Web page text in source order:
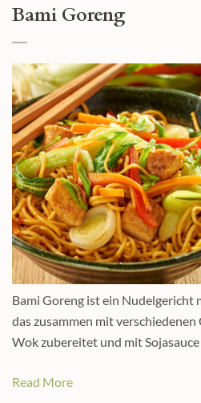
Bami Goreng
Bami Goreng ist ein Nudelgericht
das zusammen mit
Wok zubereitet und mit
Read More